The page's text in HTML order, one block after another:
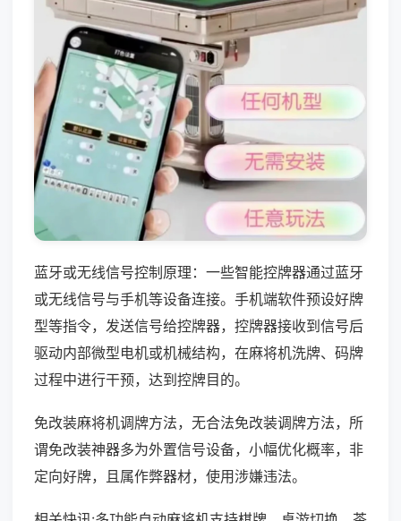
蓝牙或无线信号控制原理：一些智能控牌器通过蓝牙
或无线信号与手机等设备连接。手机端软件预设好牌
型等指令，发送信号给控牌器，控牌器接收到信号后
驱动内部微型电机或机械结构，在麻将机洗牌、码牌
过程中进行干预，达到控牌目的。
免改装麻将机调牌方法，无合法免改装调牌方法，所
谓免改装神器多为外置信号设备，小幅优化概率，非
定向好牌，且属作弊器材，使用涉嫌违法。